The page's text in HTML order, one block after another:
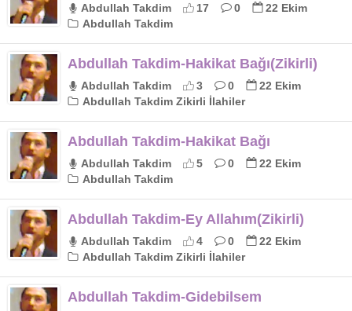
Abdullah Takdim 17 0
22 Ekim
Abdullah Takdim
Abdullah Takdim-Hakikat Bağı(Zikirli)
Abdullah Takdim 3 0
22 Ekim
Abdullah Takdim Zikirli İlahiler
Abdullah Takdim-Hakikat Bağı
Abdullah Takdim 5 0
22 Ekim
Abdullah Takdim
Abdullah Takdim-Ey Allahım(Zikirli)
Abdullah Takdim 4 0
22 Ekim
Abdullah Takdim Zikirli İlahiler
Abdullah Takdim-Gidebilsem